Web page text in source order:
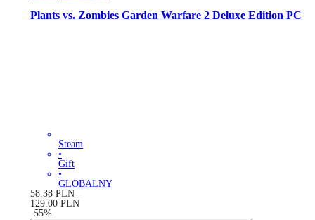
Plants vs. Zombies Garden Warfare 2 Deluxe Edition PC
Steam
•
Gift
•
GLOBALNY
58.38 PLN
129.00 PLN
-55%